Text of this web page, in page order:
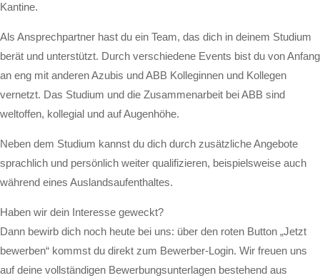
Kantine.
Als Ansprechpartner hast du ein Team, das dich in deinem Studium
berät und unterstützt. Durch verschiedene Events bist du von Anfang
an eng mit anderen Azubis und ABB Kolleginnen und Kollegen
vernetzt. Das Studium und die Zusammenarbeit bei ABB sind
weltoffen, kollegial und auf Augenhöhe.
Neben dem Studium kannst du dich durch zusätzliche Angebote
sprachlich und persönlich weiter qualifizieren, beispielsweise auch
während eines Auslandsaufenthaltes.
Haben wir dein Interesse geweckt?
Dann bewirb dich noch heute bei uns: über den roten Button „Jetzt
bewerben“ kommst du direkt zum Bewerber-Login. Wir freuen uns
auf deine vollständigen Bewerbungsunterlagen bestehend aus